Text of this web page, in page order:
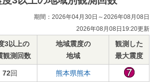
期間：2026年04月30日～2026年08月08日
2026年08月08日19:20更新
3以上の
観測回数
地域震度の
地域
観測した
最大震度
72回 熊本県熊本